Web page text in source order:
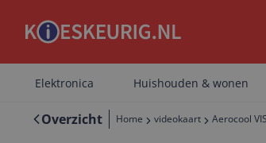
Elektronica Huishouden & wonen
Overzicht Home videokaart Aerocool